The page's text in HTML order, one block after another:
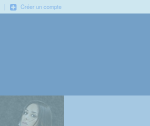
| Créer un compte